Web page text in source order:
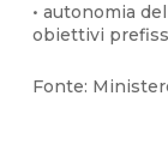
• autonomia
obiettivi
Fonte: